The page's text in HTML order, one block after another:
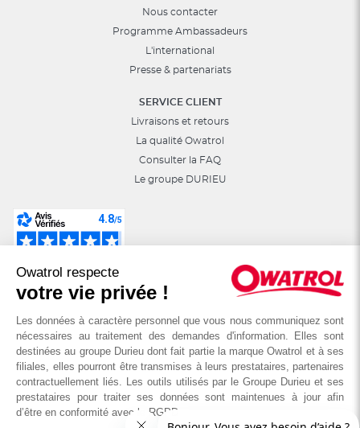
Owatrol respecte
votre vie privée !
Les données à caractère personnel que vous nous communiquez sont
nécessaires au traitement des demandes d'information. Elles sont
destinées au groupe Durieu dont fait partie la marque Owatrol et à ses
filiales, elles pourront être transmises à leurs prestataires, partenaires
contractuellement liés. Les outils utilisés par le Groupe Durieu et ses
prestataires pour traiter ses données sont maintenues à jour afin
d’être en conformité avec le RGPD
Nous contacter
Programme Ambassadeurs
L'international
Presse & partenariats
SERVICE CLIENT
Livraisons et retours
La qualité Owatrol
Consulter la FAQ
Le groupe DURIEU
Suivez-nous sur les réseaux sociaux :
astuces, jeux, promotions…